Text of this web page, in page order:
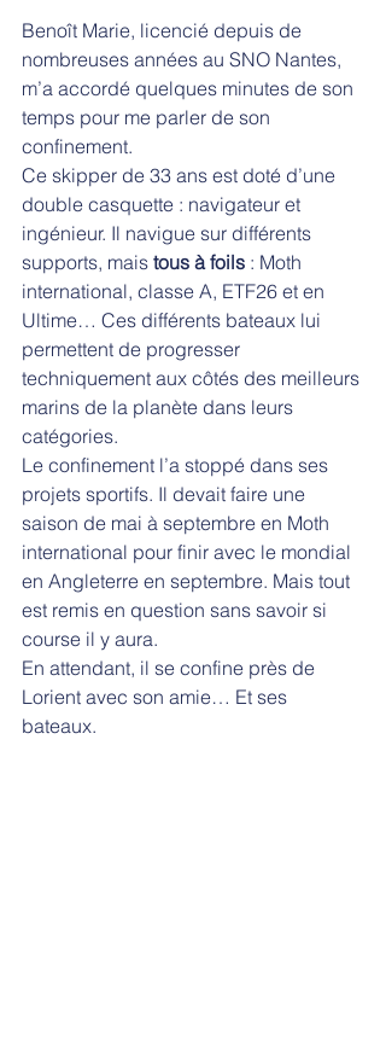
Benoît Marie, licencié depuis de
nombreuses années au SNO Nantes,
m’a accordé quelques minutes de son
temps pour me parler de son
confinement.
Ce skipper de 33 ans est doté d’une
double casquette : navigateur et
ingénieur. Il navigue sur différents
supports, mais tous à foils : Moth
international, classe A, ETF26 et en
Ultime… Ces différents bateaux lui
permettent de progresser
techniquement aux côtés des meilleurs
marins de la planète dans leurs
catégories.
Le confinement l’a stoppé dans ses
projets sportifs. Il devait faire une
saison de mai à septembre en Moth
international pour finir avec le mondial
en Angleterre en septembre. Mais tout
est remis en question sans savoir si
course il y aura.
En attendant, il se confine près de
Lorient avec son amie… Et ses
bateaux.